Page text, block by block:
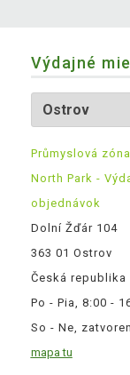
Výdajné
Průmyslová
North Park -
objednávok
Dolní Žďár 104
363 01 Ostrov
Česká republika
Po - Pia, 8:00 -
So - Ne,
mapa tu